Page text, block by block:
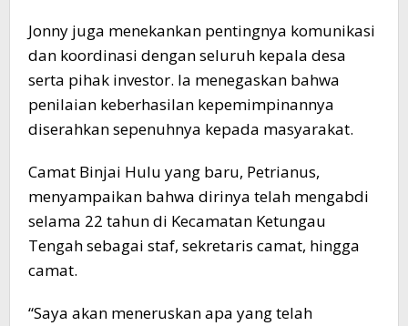
Jonny juga menekankan pentingnya komunikasi
dan koordinasi dengan seluruh kepala desa
serta pihak investor. Ia menegaskan bahwa
penilaian keberhasilan kepemimpinannya
diserahkan sepenuhnya kepada masyarakat.
Camat Binjai Hulu yang baru, Petrianus,
menyampaikan bahwa dirinya telah mengabdi
selama 22 tahun di Kecamatan Ketungau
Tengah sebagai staf, sekretaris camat, hingga
camat.
“Saya akan meneruskan apa yang telah